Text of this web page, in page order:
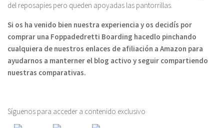
del reposapies pero queden apoyadas las pantorrillas.
Si os ha venido bien nuestra experiencia y os decidís por
comprar una Foppadedretti Boarding hacedlo pinchando
cualquiera de nuestros enlaces de afiliación a Amazon para
ayudarnos a manterner el blog activo y seguir compartiendo
nuestras comparativas.
Síguenos para acceder a contenido exclusivo